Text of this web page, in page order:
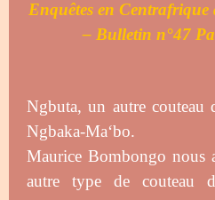
Enquêtes en
– Bulletin n°47
Ngbuta, un autre couteau
Ngbaka-Ma‘bo.
Maurice Bombongo nous
autre type de couteau